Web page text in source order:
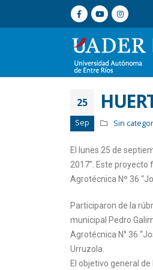
25
Sep Sin
El lunes 25 de
2017”. Este proyecto
Agrotécnica Nº 36
Participaron de la
municipal Pedro
Agrotécnica N° 36
Urruzola.
El objetivo general